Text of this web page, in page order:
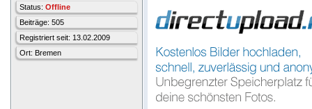
Status: Offline
Beiträge: 505
Registriert seit: 13.02.2009
Ort: Bremen